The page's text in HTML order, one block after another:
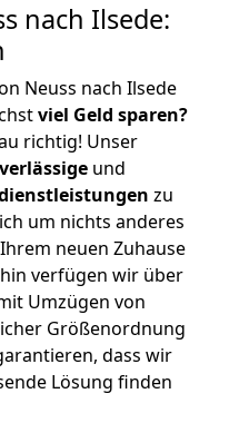
nach Ilsede:
Neuss nach Ilsede
viel Geld sparen?
richtig! Unser
und
zu
um nichts anderes
neuen Zuhause
verfügen wir über
Umzügen von
Größenordnung
dass wir
Lösung finden